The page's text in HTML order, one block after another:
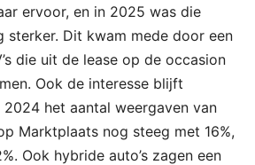
ervoor, en in 2025 was die
sterker. Dit kwam mede door een
die uit de lease op de occasion
Ook de interesse blijft
2024 het aantal weergaven van
Marktplaats nog steeg met 16%,
Ook hybride auto’s zagen een